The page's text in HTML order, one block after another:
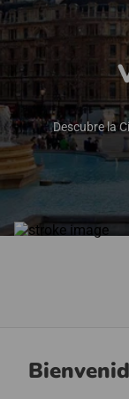
Descubre la